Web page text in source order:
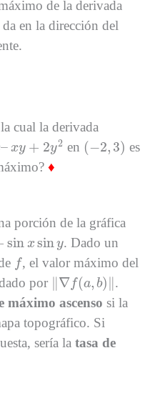
de la derivada
en la dirección del
cual la derivada
– xy + 2y2
2 en (−2, 3)
(− 2, 3)
es
♦
porción de la gráfica
sin x siny
sin
. Dado un
f
f , el valor máximo del
por ∥∇ f(a, b) ∥
‖∇f (a, ‖
.
máximo ascenso si la
topográfico. Si
sería la tasa de